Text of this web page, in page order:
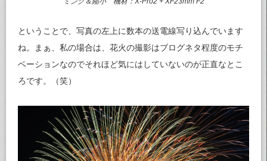
ということで、写真の左上に数本の送電線写り込んでいます
ね。まぁ、私の場合は、花火の撮影はブログネタ程度のモチ
ベーションなのでそれほど気にはしていないのが正直なとこ
ろです。（笑）